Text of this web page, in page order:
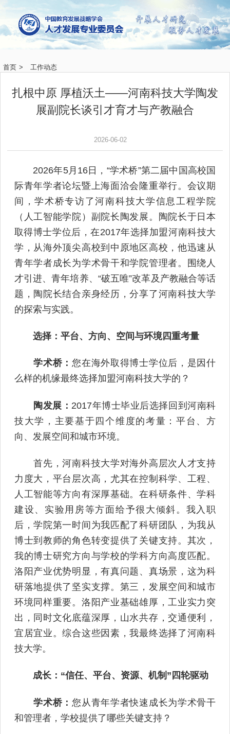
首页 > 工作动态
扎根中原 厚植沃土——河南科技大学陶发
展副院长谈引才育才与产教融合
2026-06-02
2026年5月16日，“学术桥”第二届中国高校国
际青年学者论坛暨上海面洽会隆重举行。会议期
间，学术桥专访了河南科技大学信息工程学院
（人工智能学院）副院长陶发展。陶院长于日本
取得博士学位后，在2017年选择加盟河南科技大
学，从海外顶尖高校到中原地区高校，他迅速从
青年学者成长为学术骨干和学院管理者。围绕人
才引进、青年培养、“破五唯”改革及产教融合等话
题，陶院长结合亲身经历，分享了河南科技大学
的探索与实践。
选择：平台、方向、空间与环境四重考量
学术桥：您在海外取得博士学位后，是因什
么样的机缘最终选择加盟河南科技大学的？
陶发展： 2017年博士毕业后选择回到河南科
技大学，主要基于四个维度的考量：平台、方
向、发展空间和城市环境。
首先，河南科技大学对海外高层次人才支持
力度大，平台层次高，尤其在控制科学、工程、
人工智能等方向有深厚基础。在科研条件、学科
建设、实验用房等方面给予很大倾斜。我入职
后，学院第一时间为我匹配了科研团队，为我从
博士到教师的角色转变提供了关键支持。其次，
我的博士研究方向与学校的学科方向高度匹配。
洛阳产业优势明显，有真问题、真场景，这为科
研落地提供了坚实支撑。第三，发展空间和城市
环境同样重要。洛阳产业基础雄厚，工业实力突
出，同时文化底蕴深厚，山水共存，交通便利，
宜居宜业。综合这些因素，我最终选择了河南科
技大学。
成长：“信任、平台、资源、机制”四轮驱动
学术桥：您从青年学者快速成长为学术骨干
和管理者，学校提供了哪些关键支持？